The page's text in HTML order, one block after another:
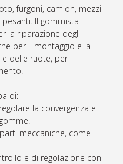
furgoni, camion, mezzi
Il gommista
la riparazione degli
per il montaggio e la
delle ruote, per
di:
la convergenza e
meccaniche, come i
e di regolazione con